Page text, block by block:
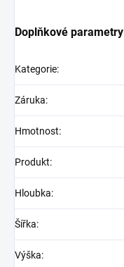
Doplňkové parametry
Kategorie:
Záruka:
Hmotnost:
Produkt:
Hloubka:
Šířka:
Výška: